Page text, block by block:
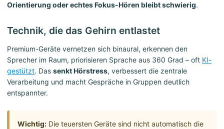
Orientierung oder echtes Fokus-Hören bleibt schwierig.
Technik, die das Gehirn entlastet
Premium-Geräte vernetzen sich binaural, erkennen den
Sprecher im Raum, priorisieren Sprache aus 360 Grad – oft KI-
gestützt. Das senkt Hörstress, verbessert die zentrale
Verarbeitung und macht Gespräche in Gruppen deutlich
entspannter.
Wichtig: Die teuersten Geräte sind nicht automatisch die